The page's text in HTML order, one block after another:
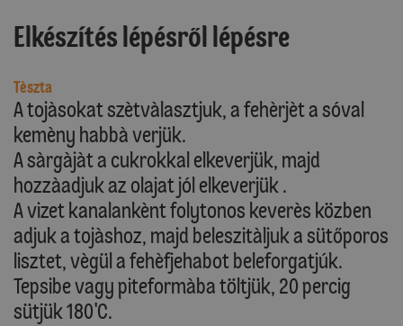
Elkészítés lépésről lépésre
Tèszta
A tojàsokat szètvàlasztjuk, a fehèrjèt a sóval
kemèny habbà verjük.
A sàrgàjàt a cukrokkal elkeverjük, majd
hozzàadjuk az olajat jól elkeverjük .
A vizet kanalankènt folytonos keverès közben
adjuk a tojàshoz, majd beleszitàljuk a sütőporos
lisztet, vègül a fehèfjehabot beleforgatjúk.
Tepsibe vagy piteformàba töltjük, 20 percig
sütjük 180'C.